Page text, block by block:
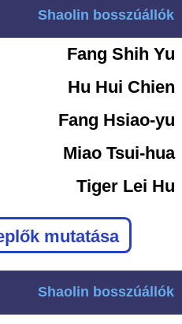
Shaolin bosszúállók
Fang Shih Yu
Hu Hui Chien
Fang Hsiao-yu
Miao Tsui-hua
Tiger Lei Hu
mutatása
Shaolin bosszúállók